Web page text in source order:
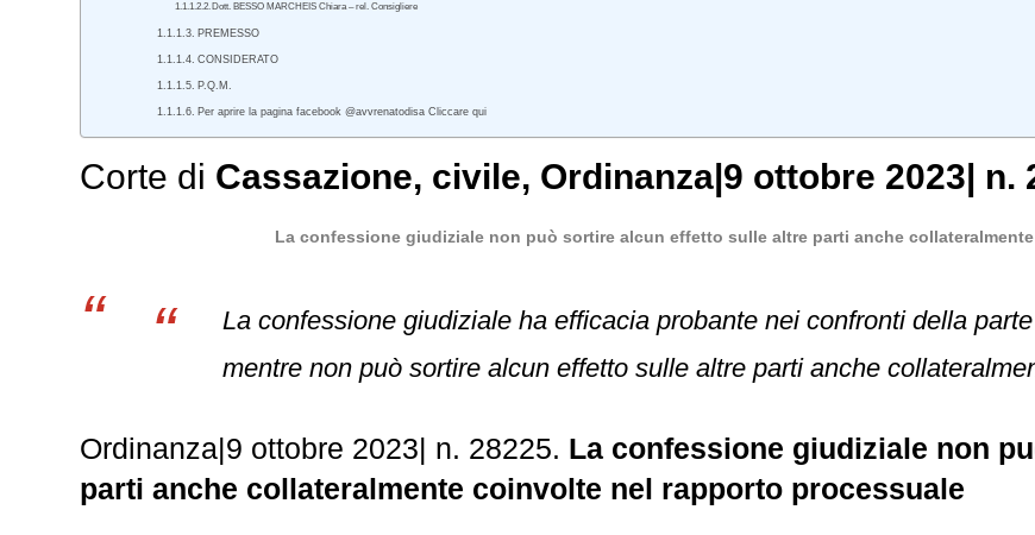
Dott. BESSO MARCHEIS Chiara – rel. Consigliere
PREMESSO
CONSIDERATO
P.Q.M.
Per aprire la pagina facebook @avvrenatodisa Cliccare qui
Corte di Cassazione, civile, Ordinanza|9 ottobre 2023| n.
La confessione giudiziale non può sortire alcun effetto sulle altre parti anche
La confessione giudiziale ha efficacia probante nei confronti della
mentre non può sortire alcun effetto sulle altre parti anche
Ordinanza|9 ottobre 2023| n. 28225. La confessione giudiziale non
parti anche collateralmente coinvolte nel rapporto processuale